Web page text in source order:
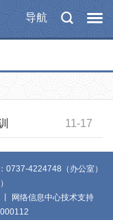
导航
11-17
0737-4224748（办公室）
丨 网络信息中心技术支持